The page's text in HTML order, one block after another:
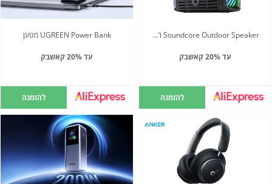
Soundcore Outdoor Speaker רמקול
עד 20% קאשבק
להזמנה
UGREEN Power Bank מטען
עד 20% קאשבק
להזמנה